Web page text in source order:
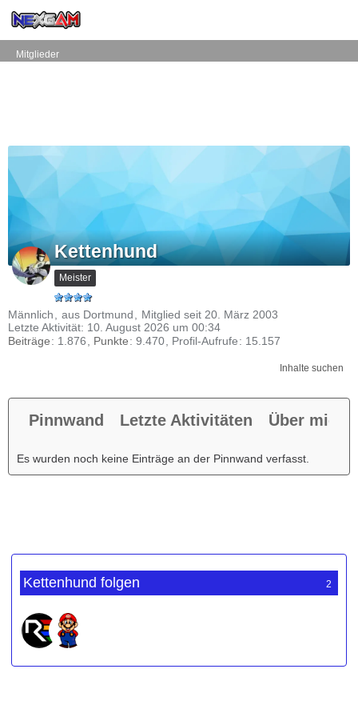
Mitglieder
Kettenhund
Meister
Männlich aus Dortmund
Mitglied seit 20. März 2003
Letzte Aktivität: 10. August 2026 um 00:34
Beiträge
1.876 Punkte 9.470 Profil-Aufrufe 15.157
Inhalte suchen
Pinnwand Letzte Aktivitäten Über mich
Es wurden noch keine Einträge an der Pinnwand verfasst.
Kettenhund folgen 2